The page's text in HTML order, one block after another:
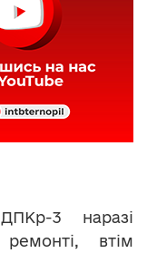
3 наразі
втім